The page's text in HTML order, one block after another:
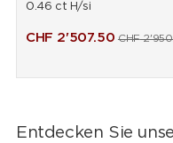
0.46 ct H/si
CHF 2'507.50 CHF
Entdecken Sie